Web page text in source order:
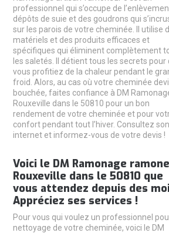
professionnel qui s’occupe de
dépôts de suie et des goudrons qui
sur les parois de votre cheminée. Il utilise
matériels et des produits efficaces et
spécifiques qui éliminent complètement
les saletés. Il détient tous les secrets pour
vous profitiez de la chaleur pendant le
froid. Alors, au cas où votre cheminée
bouchée, faites confiance à DM
Rouxeville dans le 50810 pour un bon
rendement de votre cheminée et pour
confort pendant tout l’hiver. Consultez
internet et informez-vous de votre devis !
Voici le DM Ramonage
Rouxeville dans le 50810 que
vous attendez depuis des
Appréciez ses services !
Pour vous qui voulez un professionnel
nettoyage de votre cheminée, voici le DM